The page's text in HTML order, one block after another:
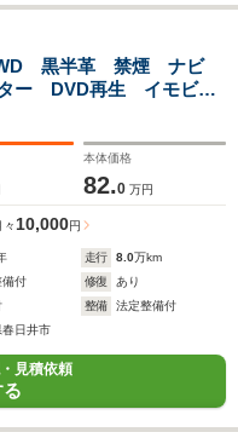
黒半革 禁煙 ナビ
ー DVD再生 イモビラ
本体価格
82.0 万円
々 10,000円
走行 8.0万km
備付 修復
あり
整備
法定整備付
春日井市
見積依頼